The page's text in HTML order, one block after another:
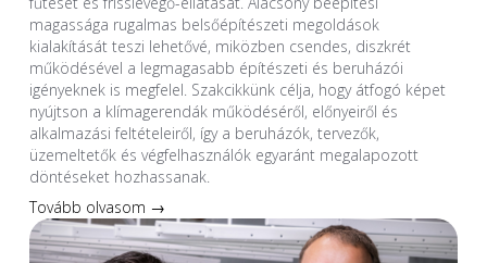
magassága rugalmas belsőépítészeti megoldások
kialakítását teszi lehetővé, miközben csendes, diszkrét
működésével a legmagasabb építészeti és beruházói
igényeknek is megfelel. Szakcikkünk célja, hogy átfogó képet
nyújtson a klímagerendák működéséről, előnyeiről és
alkalmazási feltételeiről, így a beruházók, tervezők,
üzemeltetők és végfelhasználók egyaránt megalapozott
döntéseket hozhassanak.
Tovább olvasom →